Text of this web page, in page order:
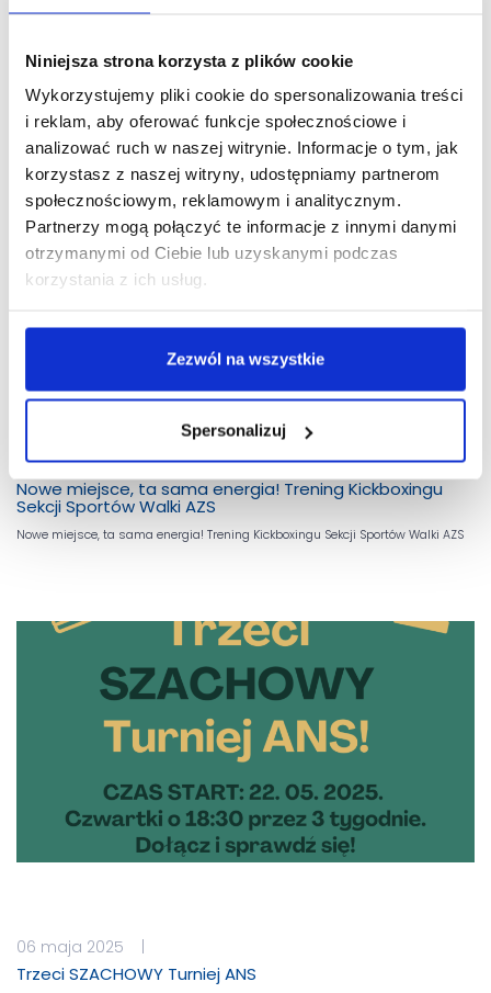
Niniejsza strona korzysta z plików cookie
Wykorzystujemy pliki cookie do spersonalizowania treści
i reklam, aby oferować funkcje społecznościowe i
analizować ruch w naszej witrynie. Informacje o tym, jak
korzystasz z naszej witryny, udostępniamy partnerom
społecznościowym, reklamowym i analitycznym.
Partnerzy mogą połączyć te informacje z innymi danymi
otrzymanymi od Ciebie lub uzyskanymi podczas
korzystania z ich usług.
Zezwól na wszystkie
Spersonalizuj
09 maja 2025 |
Nowe miejsce, ta sama energia! Trening Kickboxingu
Sekcji Sportów Walki AZS
Nowe miejsce, ta sama energia! Trening Kickboxingu Sekcji Sportów Walki AZS
06 maja 2025 |
Trzeci SZACHOWY Turniej ANS